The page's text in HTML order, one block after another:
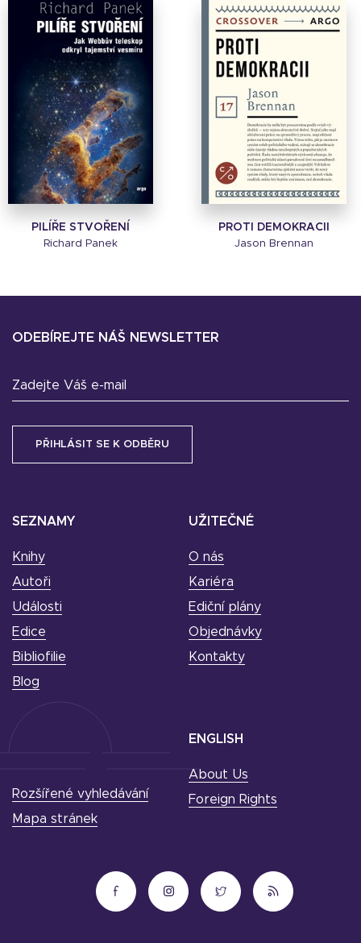
PILÍŘE STVOŘENÍ
Richard Panek
PROTI DEMOKRACII
Jason Brennan
SEZNAMY
Knihy
Autoři
Události
Edice
Bibliofilie
Blog
UŽITEČNÉ
O nás
Kariéra
Ediční plány
Objednávky
Kontakty
ODEBÍREJTE NÁŠ NEWSLETTER
Zadejte Váš e-mail
ENGLISH
About Us
Foreign Rights
Rozšířené vyhledávání
Mapa stránek